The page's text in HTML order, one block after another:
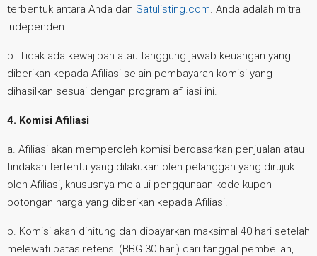
terbentuk antara Anda dan Satulisting.com. Anda adalah mitra
independen.
b. Tidak ada kewajiban atau tanggung jawab keuangan yang
diberikan kepada Afiliasi selain pembayaran komisi yang
dihasilkan sesuai dengan program afiliasi ini.
4. Komisi Afiliasi
a. Afiliasi akan memperoleh komisi berdasarkan penjualan atau
tindakan tertentu yang dilakukan oleh pelanggan yang dirujuk
oleh Afiliasi, khususnya melalui penggunaan kode kupon
potongan harga yang diberikan kepada Afiliasi.
b. Komisi akan dihitung dan dibayarkan maksimal 40 hari setelah
melewati batas retensi (BBG 30 hari) dari tanggal pembelian,